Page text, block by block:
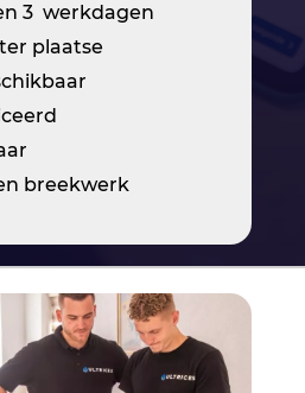
3 werkdagen
plaatse
breekwerk